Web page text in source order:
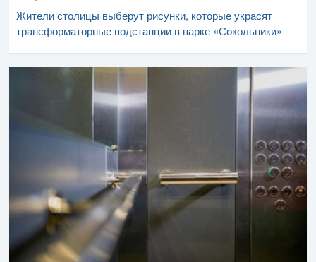
Жители столицы выберут рисунки, которые украсят
трансформаторные подстанции в парке «Сокольники»